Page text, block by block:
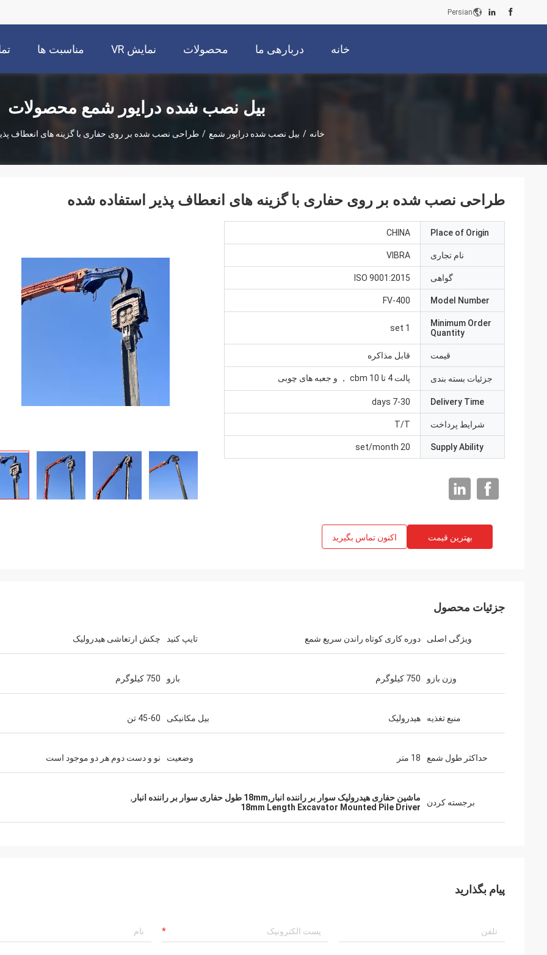
Persian
خانه دربارهی ما محصولات نمایش VR مناسبت ها
بیل نصب شده درایور شمع محصولات
خانه / بیل نصب شده درایور شمع / طراحی نصب شده بر روی حفاری با گزینه های انعطاف
طراحی نصب شده بر روی حفاری با گزینه های انعطاف پذیر استفاده شده
Place of Origin
CHINA
نام تجاری VIBRA
گواهی ISO 9001:2015
Model Number
FV-400
Minimum Order
Quantity
1 set
قیمت قابل مذاکره
جزئیات بسته بندی پالت 4 تا 10 cbm ， و جعبه های چوبی
Delivery Time
7-30 days
شرایط پرداخت T/T
Supply Ability
20 set/month
بهترین قیمت اکنون تماس بگیرید
جزئیات محصول
ویژگی اصلی دوره کاری کوتاه راندن سریع شمع تایپ کنید چکش ارتعاشی هیدرولیک
وزن بازو 750 کیلوگرم بازو 750 کیلوگرم
منبع تغذیه هیدرولیک بیل مکانیکی 45-60 تن
حداکثر طول شمع 18 متر وضعیت نو و دست دوم هر دو موجود است
برجسته کردن ماشین حفاری هیدرولیک سوار بر راننده انبار,18mm طول حفاری سوار بر راننده انبار
,
18mm Length Excavator Mounted Pile Driver
پیام بگذارید